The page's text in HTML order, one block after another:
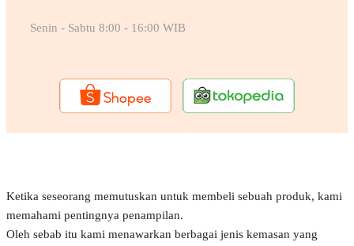
Senin - Sabtu 8:00 - 16:00 WIB
Ketika seseorang memutuskan untuk membeli sebuah produk, kami
memahami pentingnya penampilan.
Oleh sebab itu kami menawarkan berbagai jenis kemasan yang